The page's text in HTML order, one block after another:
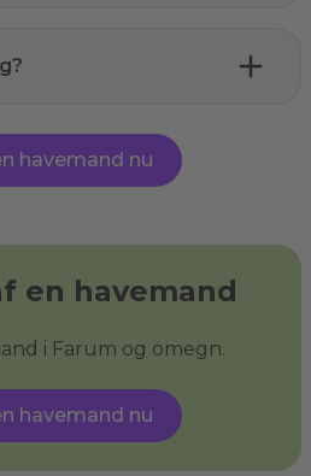
havemand nu
en havemand
i Farum og omegn.
havemand nu